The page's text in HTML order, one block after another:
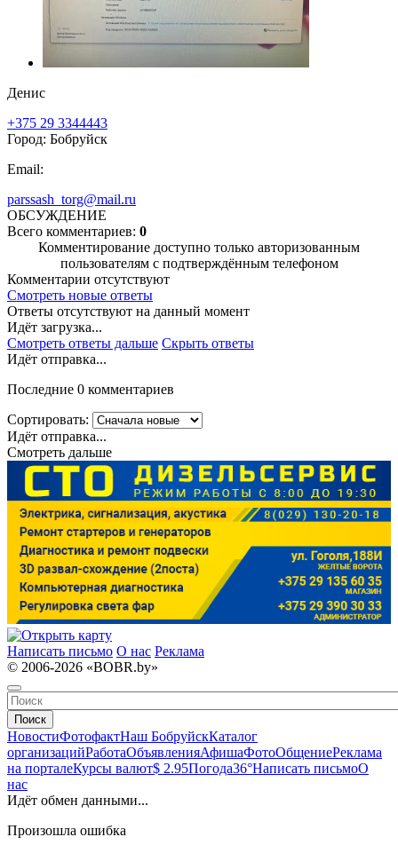
Денис
+375 29 3344443
Город: Бобруйск
Email:
parssash_torg@mail.ru
ОБСУЖДЕНИЕ
Всего комментариев: 0
Комментирование доступно только авторизованным
пользователям с подтверждённым телефоном
Комментарии отсутствуют
Смотреть новые ответы
Ответы отсутствуют на данный момент
Идёт загрузка...
Смотреть ответы дальше Скрыть ответы
Идёт отправка...
Последние 0 комментариев
Сортировать:
Идёт отправка...
Смотреть дальше
Написать письмо О нас Реклама
© 2006-2026 «BOBR.by»
Поиск
НовостиФотофактНаш БобруйскКаталог
организацийРаботаОбъявленияАфишаФотоОбщениеРеклама
на порталеКурсы валют$ 2.95Погода36°Написать письмоО
нас
Идёт обмен данными...
Произошла ошибка